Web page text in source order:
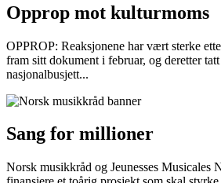
Opprop mot kulturmoms
OPPROP: Reaksjonene har vært sterke
fram sitt dokument i februar, og deretter
nasjonalbusjett...
Sang for millioner
Norsk musikkråd og Jeunesses Musicales